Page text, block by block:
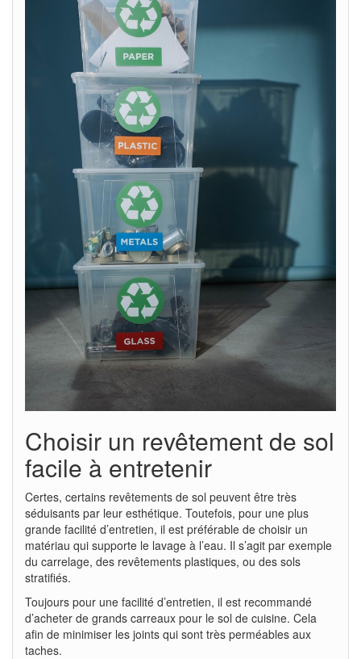
Choisir un revêtement de sol
facile à entretenir
Certes, certains revêtements de sol peuvent être très
séduisants par leur esthétique. Toutefois, pour une plus
grande facilité d’entretien, il est préférable de choisir un
matériau qui supporte le lavage à l’eau. Il s’agit par exemple
du carrelage, des revêtements plastiques, ou des sols
stratifiés.
Toujours pour une facilité d’entretien, il est recommandé
d’acheter de grands carreaux pour le sol de cuisine. Cela
afin de minimiser les joints qui sont très perméables aux
taches.